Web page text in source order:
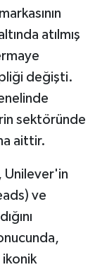
atılmış
değişti.
sektöründe
aittir.
Unilever'in
ve
ikonik